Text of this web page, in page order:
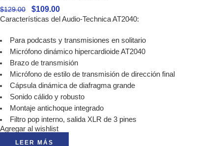
$129.00 $109.00
Características del Audio-Technica AT2040:
Para podcasts y transmisiones en solitario
Micrófono dinámico hipercardioide AT2040
Brazo de transmisión
Micrófono de estilo de transmisión de dirección final
Cápsula dinámica de diafragma grande
Sonido cálido y robusto
Montaje antichoque integrado
Filtro pop interno, salida XLR de 3 pines
Agregar al wishlist
LEER MÁS